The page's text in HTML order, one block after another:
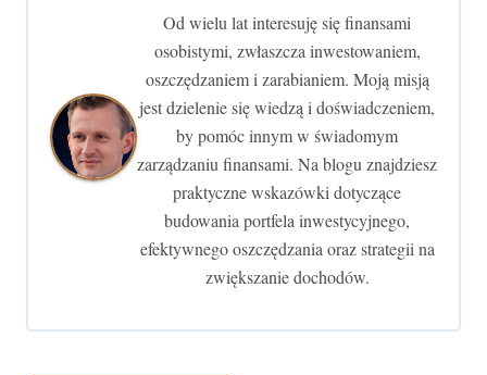
Od wielu lat interesuję się finansami
osobistymi, zwłaszcza inwestowaniem,
oszczędzaniem i zarabianiem. Moją misją
jest dzielenie się wiedzą i doświadczeniem,
by pomóc innym w świadomym
zarządzaniu finansami. Na blogu znajdziesz
praktyczne wskazówki dotyczące
budowania portfela inwestycyjnego,
efektywnego oszczędzania oraz strategii na
zwiększanie dochodów.